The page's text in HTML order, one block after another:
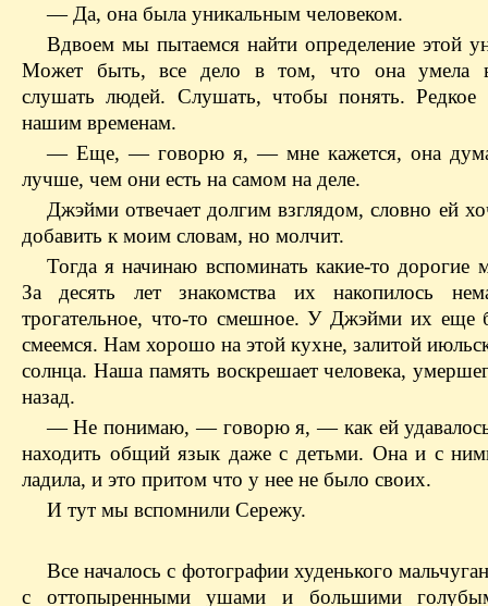
— Да, она была уникальным человеком.
Вдвоем мы пытаемся найти определение этой
Может быть, все дело в том, что она умела
слушать людей. Слушать, чтобы понять. Редкое
нашим временам.
— Еще, — говорю я, — мне кажется, она
лучше, чем они есть на самом на деле.
Джэйми отвечает долгим взглядом, словно ей
добавить к моим словам, но молчит.
Тогда я начинаю вспоминать какие-то дорогие
За десять лет знакомства их накопилось
трогательное, что-то смешное. У Джэйми их
смеемся. Нам хорошо на этой кухне, залитой
солнца. Наша память воскрешает человека,
назад.
— Не понимаю, — говорю я, — как ей
находить общий язык даже с детьми. Она и с
ладила, и это притом что у нее не было своих.
И тут мы вспомнили Сережу.
Все началось с фотографии худенького
с оттопыренными ушами и большими